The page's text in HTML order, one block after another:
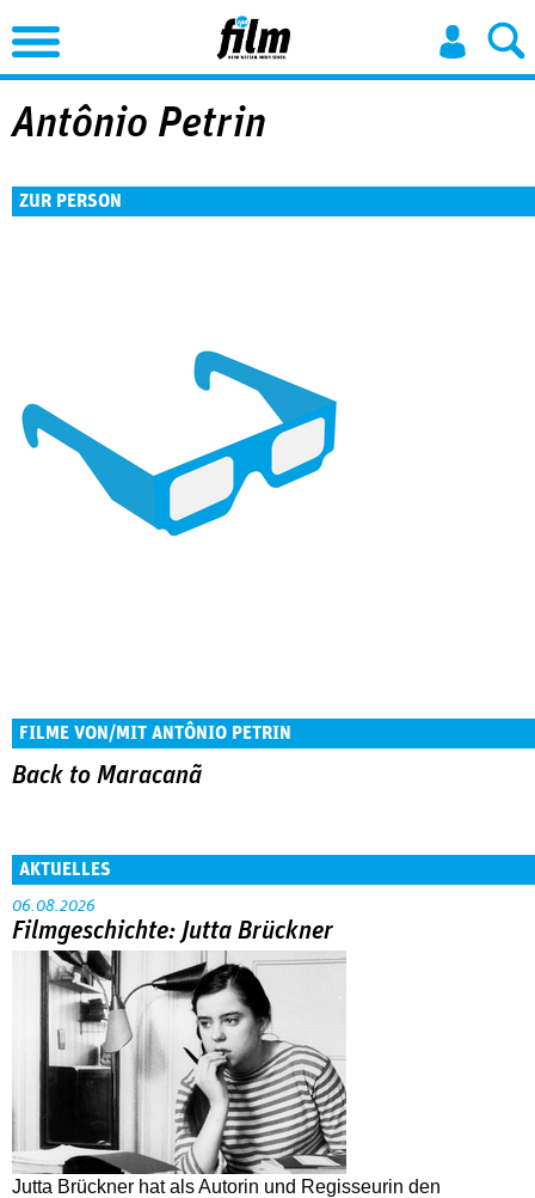
Jump to Navigation
Antônio Petrin
ZUR PERSON
FILME VON/MIT ANTÔNIO PETRIN
Back to Maracanã
AKTUELLES
06.08.2026
Filmgeschichte: Jutta Brückner
Jutta Brückner hat als Autorin und Regisseurin den